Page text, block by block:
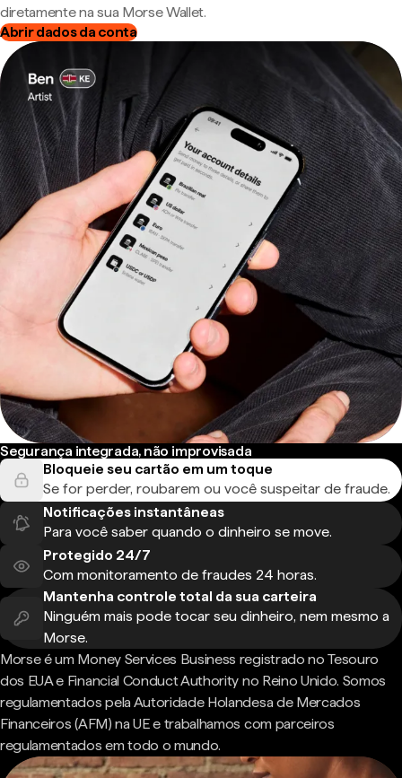
diretamente na sua Morse Wallet.
Abrir dados da conta
Segurança integrada, não improvisada
Bloqueie seu cartão em um toque
Se for perder, roubarem ou você suspeitar de fraude.
Notificações instantâneas
Para você saber quando o dinheiro se move.
Protegido 24/7
Com monitoramento de fraudes 24 horas.
Mantenha controle total da sua carteira
Ninguém mais pode tocar seu dinheiro, nem mesmo a
Morse.
Morse é um Money Services Business registrado no Tesouro
dos EUA e Financial Conduct Authority no Reino Unido. Somos
regulamentados pela Autoridade Holandesa de Mercados
Financeiros (AFM) na UE e trabalhamos com parceiros
regulamentados em todo o mundo.